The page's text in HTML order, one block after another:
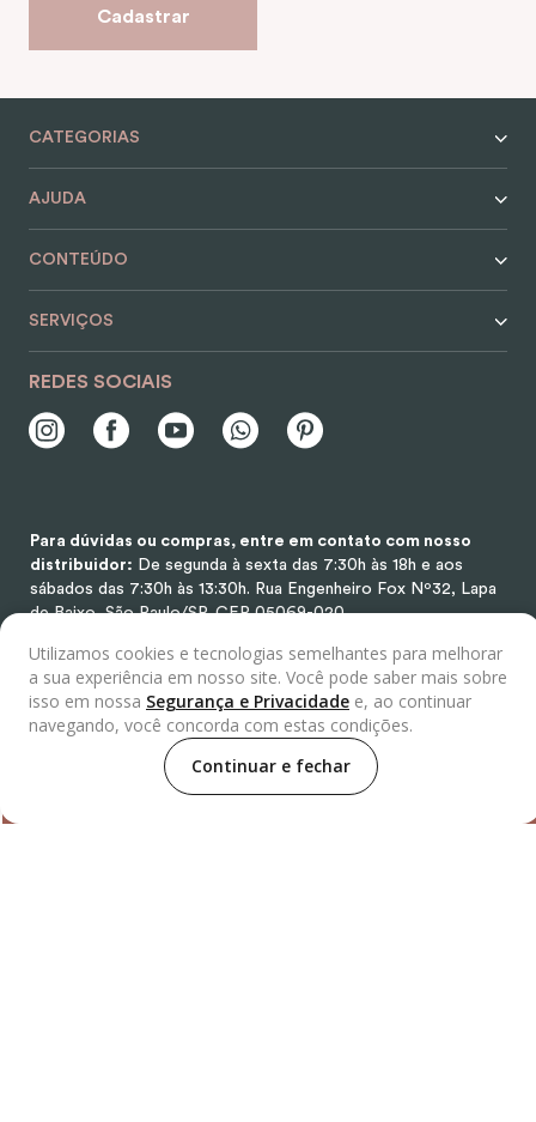
Utilizamos cookies e tecnologias semelhantes para melhorar
a sua experiência em nosso site. Você pode saber mais sobre
isso em nossa Segurança e Privacidade e, ao continuar
navegando, você concorda com estas condições.
Continuar e fechar
Cadastrar
CATEGORIAS
AJUDA
CONTEÚDO
SERVIÇOS
REDES SOCIAIS
Para dúvidas ou compras, entre em contato com nosso
distribuidor: De segunda à sexta das 7:30h às 18h e aos
sábados das 7:30h às 13:30h. Rua Engenheiro Fox Nº32, Lapa
de Baixo, São Paulo/SP, CEP 05069-020.
Selos